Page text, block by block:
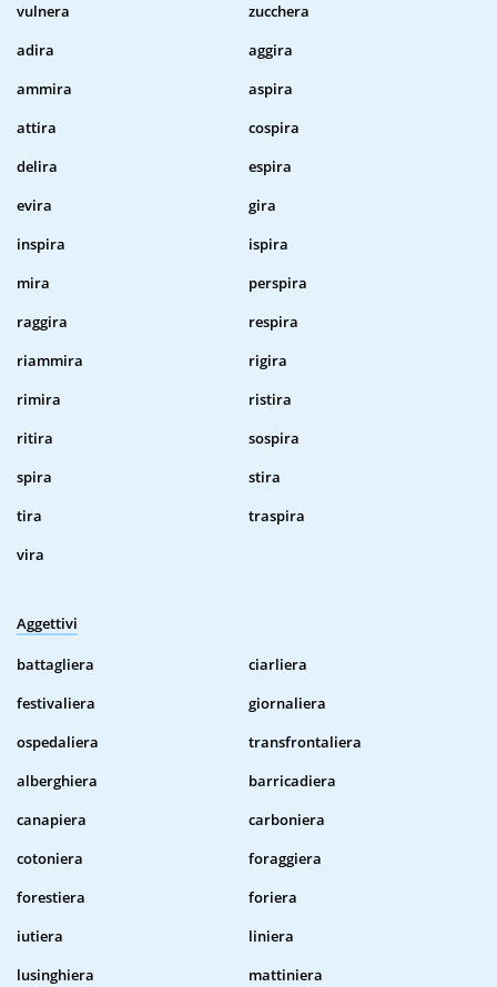
vulnera
zucchera
adira
aggira
ammira
aspira
attira
cospira
delira
espira
evira
gira
inspira
ispira
mira
perspira
raggira
respira
riammira
rigira
rimira
ristira
ritira
sospira
spira
stira
tira
traspira
vira
Aggettivi
battagliera
ciarliera
festivaliera
giornaliera
ospedaliera
transfrontaliera
alberghiera
barricadiera
canapiera
carboniera
cotoniera
foraggiera
forestiera
foriera
iutiera
liniera
lusinghiera
mattiniera